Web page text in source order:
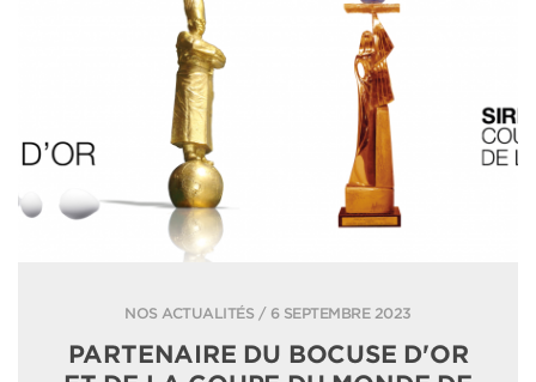
NOS ACTUALITÉS / 6 SEPTEMBRE 2023
PARTENAIRE DU BOCUSE D'OR